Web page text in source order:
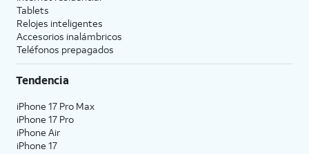
Tablets
Relojes inteligentes
Accesorios inalámbricos
Teléfonos prepagados
Tendencia
iPhone 17 Pro Max
iPhone 17 Pro
iPhone Air
iPhone 17